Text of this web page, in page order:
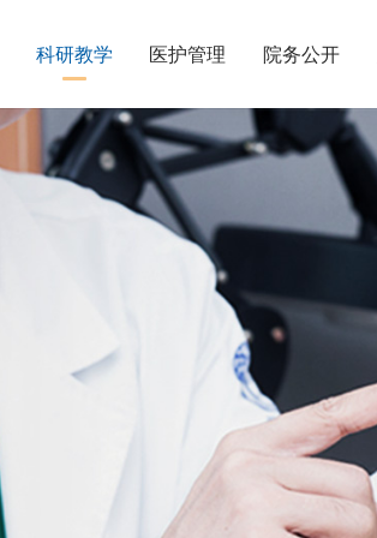
科研教学 医护管理 院务公开